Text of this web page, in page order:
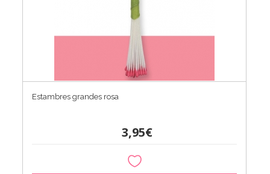
Estambres grandes rosa
3,95€